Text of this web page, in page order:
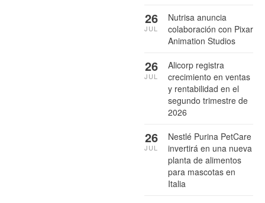
Nutrisa anuncia
colaboración con Pixar
Animation Studios
26
JUL
Alicorp registra
crecimiento en ventas
y rentabilidad en el
segundo trimestre de
2026
26
JUL
Nestlé Purina PetCare
invertirá en una nueva
planta de alimentos
para mascotas en
Italia
26
JUL